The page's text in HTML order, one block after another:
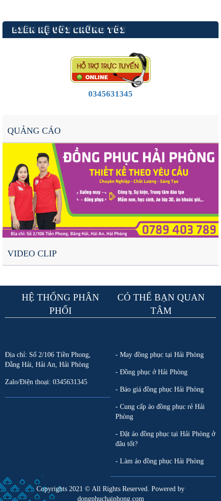
LIÊN HỆ VỚI CHÚNG TÔI
0345631345
QUẢNG CÁO
VIDEO CLIP
HỆ THỐNG PHÂN
PHỐI
CÓ THỂ BẠN QUAN
TÂM
Địa chỉ: Số 2/106 Tiền Phong,
Đằng Hải, Hải An, Hải Phòng
Zalo/Điện thoại: 0345631345
- May đồng phục tại Hải Phòng
- Đồng phục ở Hải Phòng
- Báo giá đồng phục Hải Phòng
- Cung cấp áo đồng phục rẻ Hải
Phòng
- Đặt áo đồng phục tại Hải Phòng ở
đâu tốt?
- Làm áo đồng phục Hải Phòng
Copyrights 2021 © All Rights Reserved. Powered by
dongphuchaiphong.com